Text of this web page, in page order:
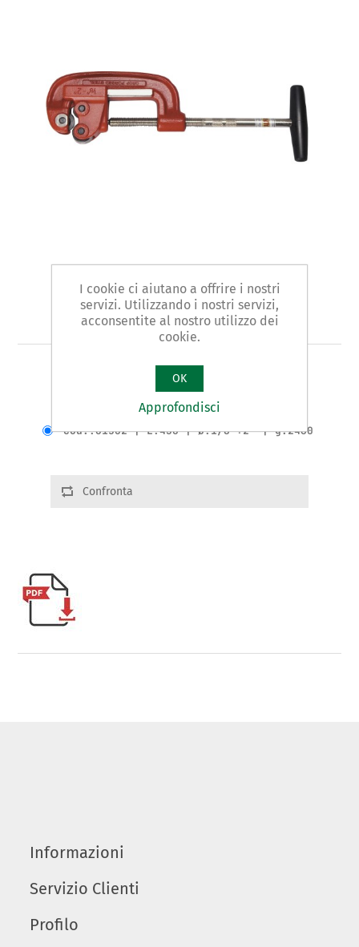
Art. 15 - tagliatubi
TAGLIATUBI per TUBI IN ACCIAIO
Varianti prodotto
Cod.:01502 | L:430 | Ø:1/8"÷2" | g.2460
Confronta
Informazioni
Servizio Clienti
Profilo
I cookie ci aiutano a offrire i nostri
servizi. Utilizzando i nostri servizi,
acconsentite al nostro utilizzo dei
cookie.
OK
Approfondisci